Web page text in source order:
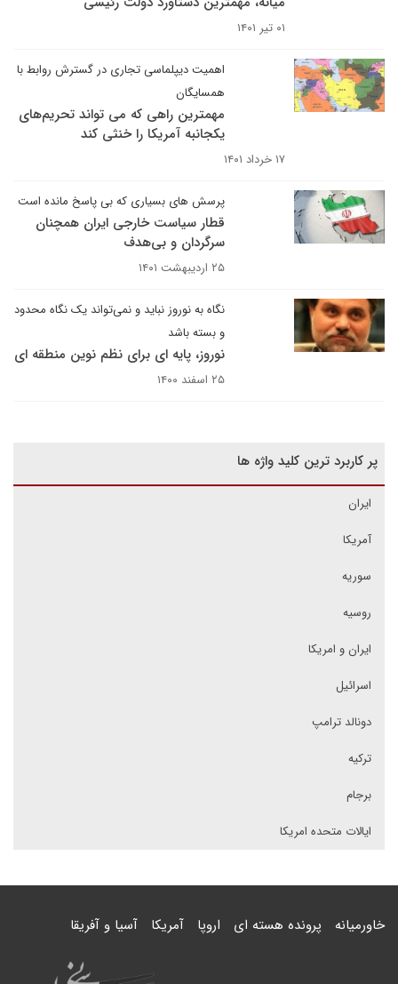
۰۱ تیر ۱۴۰۱
اهمیت دیپلماسی تجاری در گسترش روابط با
همسایگان
مهمترین راهی که می تواند تحریم‌های
یکجانبه آمریکا را خنثی کند
۱۷ خرداد ۱۴۰۱
پرسش های بسیاری که بی پاسخ مانده است
قطار سیاست خارجی ایران همچنان
سرگردان و بی‌هدف
۲۵ اردیبهشت ۱۴۰۱
نگاه به نوروز نباید و نمی‌تواند یک نگاه محدود
و بسته باشد
نوروز، پایه ای برای نظم نوین منطقه ای
۲۵ اسفند ۱۴۰۰
پر کاربرد ترین کلید واژه ها
ایران
آمریکا
سوریه
روسیه
ایران و امریکا
اسرائیل
دونالد ترامپ
ترکیه
برجام
ایالات متحده امریکا
خاورمیانه پرونده هسته ای اروپا آمریکا آسیا و آفریقا